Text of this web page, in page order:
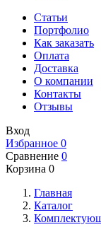
Статьи
Портфолио
Как заказать
Оплата
Доставка
О компании
Контакты
Отзывы
Вход
Избранное 0
Сравнение 0
Корзина 0
Главная
Каталог